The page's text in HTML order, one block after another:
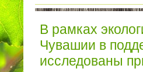
В рамках
Чувашии в
исследованы